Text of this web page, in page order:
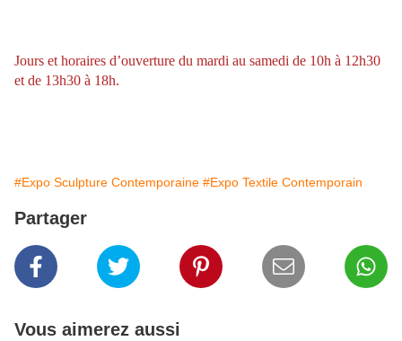
Jours et horaires d’ouverture du mardi au samedi de 10h à 12h30
et de 13h30 à 18h.
#Expo Sculpture Contemporaine #Expo Textile Contemporain
Partager
Vous aimerez aussi